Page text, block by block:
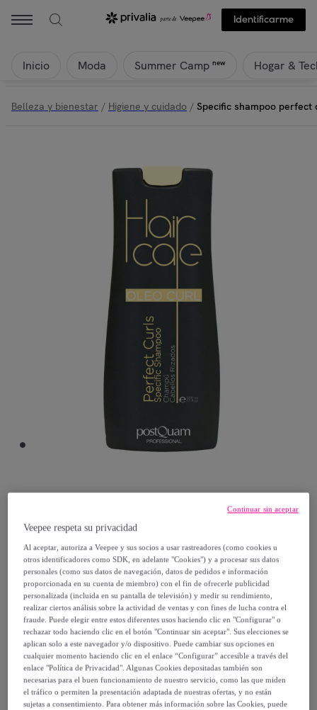
Identificarme
Inicio Moda Summer Camp new Hogar &
Belleza y bienestar / Higiene y cuidado / Specific shampoo perfect
Postquam
Specific shampoo perfect curls 500 ml.
Modelo: Specific shampoo perfect curls
500 ml.
7,99 €
12, €
-33%
Vendido porPostquam Cosmetic
Veepee respeta su privacidad
Al aceptar, autoriza a Veepee y sus socios a usar rastreadores (como cookies u
otros identificadores como SDK, en adelante "Cookies") y a procesar sus datos
personales (como sus datos de navegación, datos de pedidos e información
proporcionada en su cuenta de miembro) con el fin de ofrecerle publicidad
personalizada (incluida en su pantalla de televisión) y medir su rendimiento,
realizar ciertos análisis sobre la actividad de ventas y con fines de lucha contra el
fraude. Puede elegir entre estos diferentes usos haciendo clic en "Configurar" o
rechazar todo haciendo clic en el botón "Continuar sin aceptar". Sus elecciones se
aplican solo a este navegador y/o dispositivo. Puede cambiar sus opciones en
cualquier momento haciendo clic en el enlace “Configurar” accesible a través del
enlace "Política de Privacidad". Algunas Cookies depositadas también son
necesarias para el buen funcionamiento de nuestro servicio, como las que miden
el tráfico o permiten la presentación adaptada de nuestras ofertas, y no están
sujetas a consentimiento. Para obtener más información sobre las Cookies, puede
Continuar sin aceptar